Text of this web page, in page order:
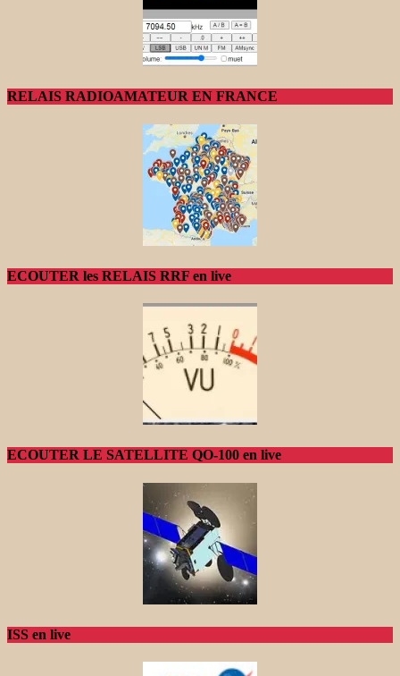
RELAIS RADIOAMATEUR EN FRANCE
ECOUTER les RELAIS RRF en live
ECOUTER LE SATELLITE QO-100 en live
ISS en live